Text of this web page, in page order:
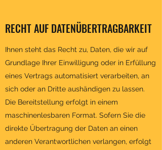
RECHT AUF DATENÜBERTRAGBARKEIT
Ihnen steht das Recht zu, Daten, die wir auf
Grundlage Ihrer Einwilligung oder in Erfüllung
eines Vertrags automatisiert verarbeiten, an
sich oder an Dritte aushändigen zu lassen.
Die Bereitstellung erfolgt in einem
maschinenlesbaren Format. Sofern Sie die
direkte Übertragung der Daten an einen
anderen Verantwortlichen verlangen, erfolgt